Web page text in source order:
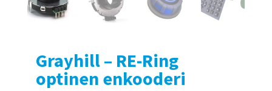
Grayhill – RE-Ring
optinen enkooderi